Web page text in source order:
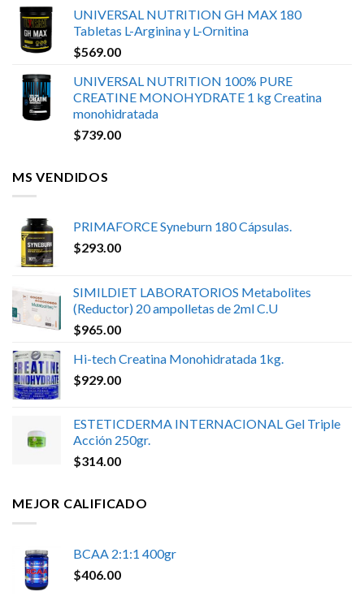
UNIVERSAL NUTRITION GH MAX 180
Tabletas L-Arginina y L-Ornitina
$569.00
UNIVERSAL NUTRITION 100% PURE
CREATINE MONOHYDRATE 1 kg Creatina
monohidratada
$739.00
MS VENDIDOS
PRIMAFORCE Syneburn 180 Cápsulas.
$293.00
SIMILDIET LABORATORIOS Metabolites
(Reductor) 20 ampolletas de 2ml C.U
$965.00
Hi-tech Creatina Monohidratada 1kg.
$929.00
ESTETICDERMA INTERNACIONAL Gel Triple
Acción 250gr.
$314.00
MEJOR CALIFICADO
BCAA 2:1:1 400gr
$406.00